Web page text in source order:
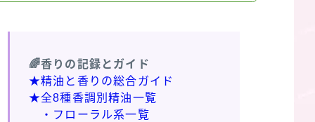
🌈香りの記録とガイド
★精油と香りの総合ガイド
★全8種香調別精油一覧
・フローラル系一覧